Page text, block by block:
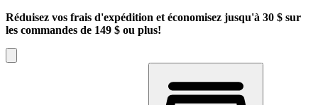
Réduisez vos frais d'expédition et économisez jusqu'à 30 $ sur
les commandes de 149 $ ou plus!